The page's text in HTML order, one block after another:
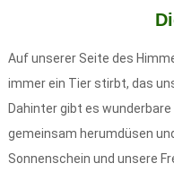
Auf unserer Seite des
immer ein Tier stirbt, das
Dahinter gibt es wunderbare
gemeinsam herumdüsen
Sonnenschein und unsere